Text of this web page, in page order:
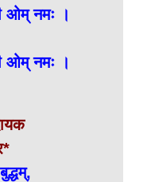
नमः ।
नमः ।